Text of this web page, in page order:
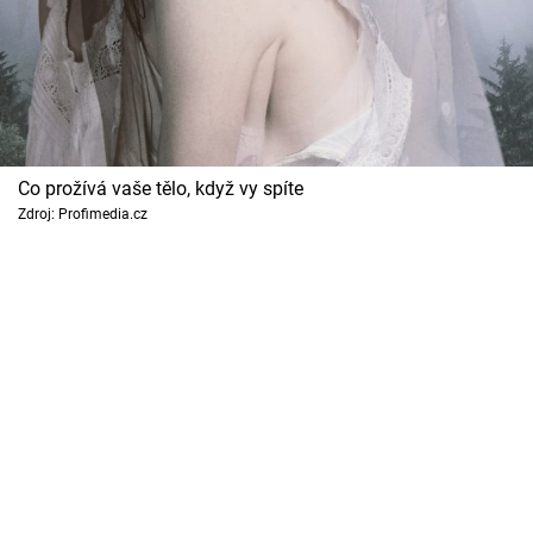
Sledujte prima+
Filmový festival Karlovy Vary
Pořady
Co prožívá vaše tělo, když vy spíte
Zdroj: Profimedia.cz